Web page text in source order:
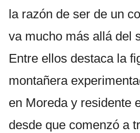
la razón de ser de un
va mucho más allá del
Entre ellos destaca la
montañera
en Moreda y residente
desde que comenzó a